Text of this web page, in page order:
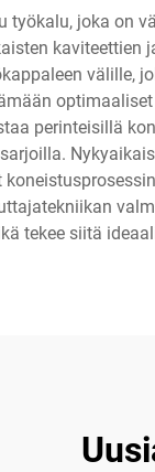
työkalu, joka
välille,
perinteisillä
tekee siitä